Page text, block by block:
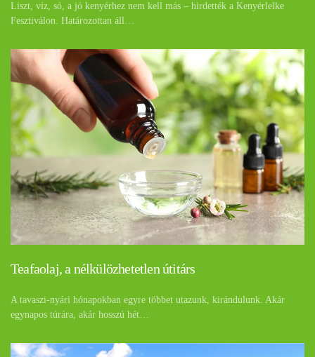
Liszt, víz, só, a jó kenyérhez nem kell más – hirdették a Kenyérlelke
Fesztiválon. Határozottan áll…
Teafaolaj, a nélkülözhetetlen útitárs
A tavaszi-nyári hónapokban egyre többet utazunk, kirándulunk. Akár
egynapos túrára, akár hosszú hét…